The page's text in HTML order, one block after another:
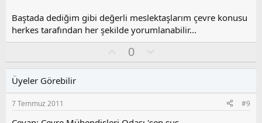
Baştada dediğim gibi değerli meslektaşlarım çevre konusu
herkes tarafından her şekilde yorumlanabilir...
y
0
l
s
u
Üyeler Görebilir
7 Temmuz 2011 #9